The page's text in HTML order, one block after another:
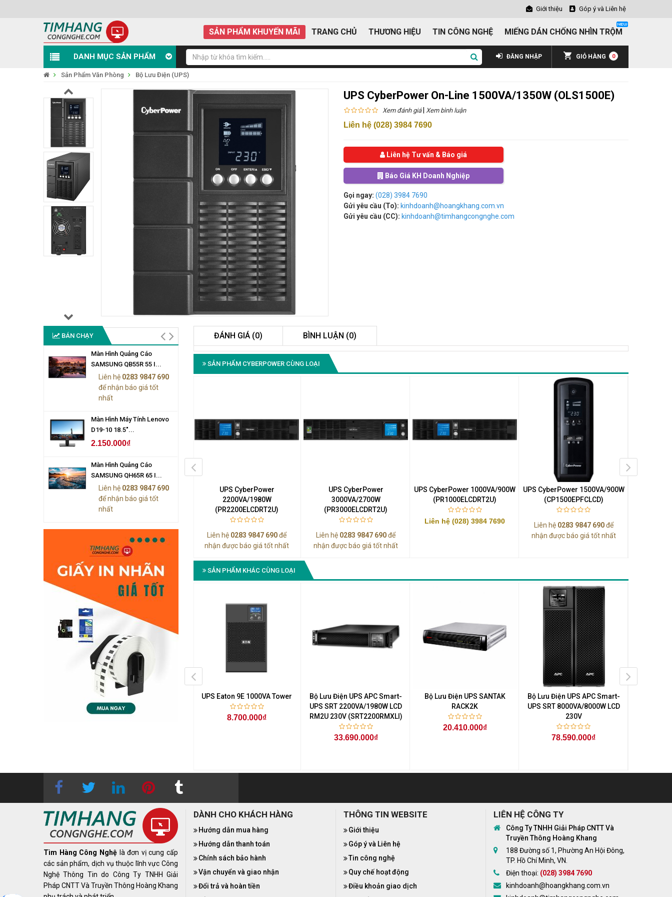
Giới thiệu Góp ý và Liên hệ
SẢN PHẨM KHUYẾN MÃI TRANG CHỦ THƯƠNG HIỆU TIN CÔNG NGHỆ MIẾNG DÁN CHỐNG NHÌN TRỘM
DANH MỤC SẢN PHẨM GIỎ HÀNG 0
ĐĂNG NHẬP
Sản Phẩm Văn Phòng Bộ Lưu Điện (UPS)
UPS CyberPower On-Line 1500VA/1350W (OLS1500E)
Xem đánh giá| Xem bình luận
Liên hệ (028) 3984 7690
Liên hệ Tư vấn & Báo giá
Báo Giá KH Doanh Nghiệp
Gọi ngay: (028) 3984 7690
Gửi yêu cầu (To): kinhdoanh@hoangkhang.com.vn
Gửi yêu cầu (CC): kinhdoanh@timhangcongnghe.com
BÁN CHẠY
Màn Hình Quảng Cáo
SAMSUNG QB55R 55 I...
Liên hệ 0283 9847 690
để nhận báo giá tốt
nhất
Màn Hình Máy Tính Lenovo
D19-10 18.5"...
2.150.000₫
Màn Hình Quảng Cáo
SAMSUNG QH65R 65 I...
Liên hệ 0283 9847 690
để nhận báo giá tốt
nhất
Màn Hình Quảng Cáo
Màn Hình Máy Tính Lenovo
D19-10 18.5"...
2.150.000₫
Liên hệ
0283 9847 690
để nhận báo giá tốt
nhất
ĐÁNH GIÁ (0) BÌNH LUẬN (0)
SẢN PHẨM CYBERPOWER CÙNG LOẠI
UPS CyberPower
hệ (028) 3984 7690
UPS CyberPower 1000VA/900W
(PR1000ELCD)
UPS CyberPower
2200VA/1980W
(PR2200ELCDRT2U)
Liên hệ 0283 9847 690để
nhận được báo giá tốt nhất
UPS CyberPower
3000VA/2700W
(PR3000ELCDRT2U)
Liên hệ 0283 9847 690để
nhận được báo giá tốt nhất
UPS CyberPower 1000VA/900W
(PR1000ELCDRT2U)
Liên hệ (028) 3984 7690
UPS CyberPower 1500VA/900W
(CP1500EPFCLCD)
Liên hệ 0283 9847 690để
nhận được báo giá tốt nhất
SẢN PHẨM KHÁC CÙNG LOẠI
Bộ Lưu Điện UPS Eaton 9E
2000VA 1600W Tower
UPS Eaton 9E 1000VA Tower
8.700.000₫
Bộ Lưu Điện UPS APC Smart-
UPS SRT 2200VA/1980W LCD
RM2U 230V (SRT2200RMXLI)
33.690.000₫
Bộ Lưu Điện UPS SANTAK
RACK2K
20.410.000₫
Bộ Lưu Điện UPS APC Smart-
UPS SRT 8000VA/8000W LCD
230V
78.590.000₫
Tìm Hàng Công Nghệ là đơn vị cung cấp
các sản phẩm, dịch vụ thuộc lĩnh vực Công
Nghệ Thông Tin do Công Ty TNHH Giải
Pháp CNTT Và Truyền Thông Hoàng Khang
DÀNH CHO KHÁCH HÀNG
Hướng dẫn mua hàng
Hướng dẫn thanh toán
Chính sách bảo hành
Vận chuyển và giao nhận
Đổi trả và hoàn tiền
THÔNG TIN WEBSITE
Giới thiệu
Góp ý và Liên hệ
Tin công nghệ
Quy chế hoạt động
Điều khoản giao dịch
LIÊN HỆ CÔNG TY
Công Ty TNHH Giải Pháp CNTT Và
Truyền Thông Hoàng Khang
188 Đường số 1, Phường An Hội Đông,
TP. Hồ Chí Minh, VN.
Điện thoại: (028) 3984 7690
kinhdoanh@hoangkhang.com.vn